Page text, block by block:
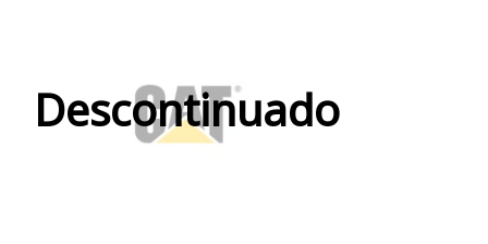
Descontinuado